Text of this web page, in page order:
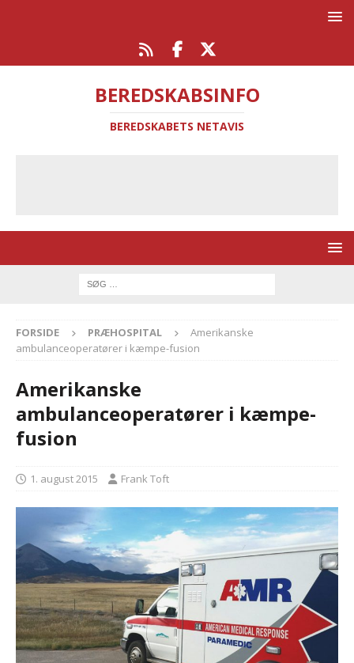
BEREDSKABSINFO
BEREDSKABETS NETAVIS
FORSIDE PRÆHOSPITAL
Amerikanske
ambulanceoperatører i kæmpe-fusion
Amerikanske
ambulanceoperatører i kæmpe-
fusion
1. august 2015 Frank Toft